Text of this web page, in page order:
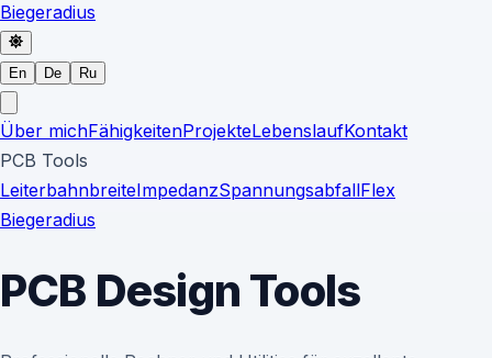
Biegeradius
En De Ru
Über michFähigkeitenProjekteLebenslaufKontakt
PCB Tools
LeiterbahnbreiteImpedanzSpannungsabfallFlex
Biegeradius
PCB Design Tools